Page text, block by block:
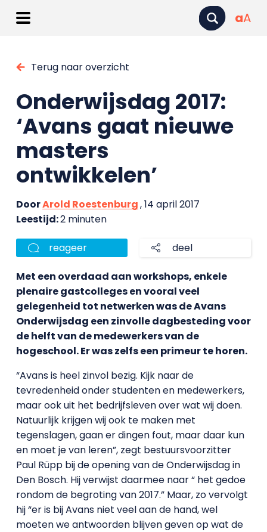
aA
Terug naar overzicht
Onderwijsdag 2017:
‘Avans gaat nieuwe
masters
ontwikkelen’
DoorArold Roestenburg, 14 april 2017
Leestijd:2 minuten
reageer deel
Met een overdaad aan workshops, enkele
plenaire gastcolleges en vooral veel
gelegenheid tot netwerken was de Avans
Onderwijsdag een zinvolle dagbesteding voor
de helft van de medewerkers van de
hogeschool. Er was zelfs een primeur te horen.
“Avans is heel zinvol bezig. Kijk naar de
tevredenheid onder studenten en medewerkers,
maar ook uit het bedrijfsleven over wat wij doen.
Natuurlijk krijgen wij ook te maken met
tegenslagen, gaan er dingen fout, maar daar kun
en moet je van leren”, zegt bestuursvoorzitter
Paul Rüpp bij de opening van de Onderwijsdag in
Den Bosch. Hij verwijst daarmee naar “ het gedoe
rondom de begroting van 2017.” Maar, zo vervolgt
hij “er is bij Avans niet veel aan de hand, wel
moeten we antwoorden blijven geven op wat de